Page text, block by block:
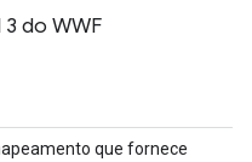
do WWF
que fornece